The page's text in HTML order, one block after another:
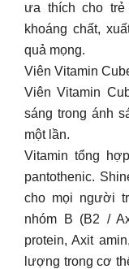
ưa thích cho
khoáng chất,
quả mọng.
Viên Vitamin
Viên Vitamin
sáng trong ánh
một lần.
Vitamin tổng
pantothenic.
cho mọi người
nhóm B (B2 /
protein, Axit
lượng trong cơ